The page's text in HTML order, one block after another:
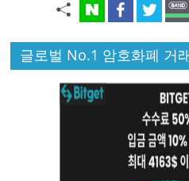
글로벌 No.1 암호화폐 거